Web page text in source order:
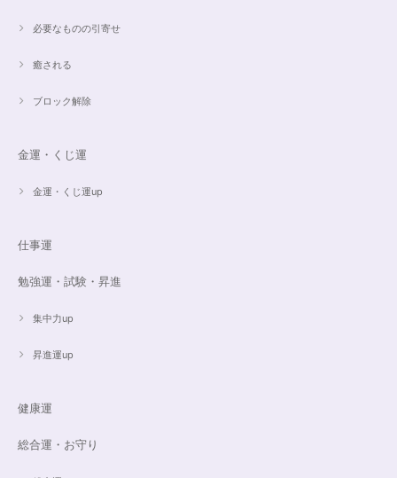
必要なものの引寄せ
癒される
ブロック解除
金運・くじ運
金運・くじ運up
仕事運
勉強運・試験・昇進
集中力up
昇進運up
健康運
総合運・お守り